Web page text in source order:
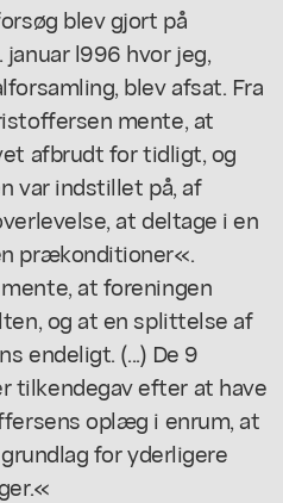
blev gjort på
l996 hvor jeg,
blev afsat. Fra
mente, at
afbrudt for tidligt, og
var indstillet på, af
at deltage i en
prækonditioner«.
at foreningen
og at en splittelse af
endeligt. (...) De 9
tilkendegav efter at have
oplæg i enrum, at
for yderligere